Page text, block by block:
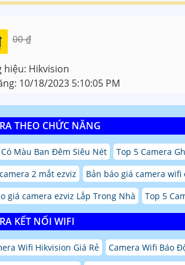
00 ₫
hiệu: Hikvision
10/18/2023 5:10:05 PM
THEO CHỨC NĂNG
Màu Ban Đêm Siêu Nét Top 5 Camera
2 mắt ezviz
Bản báo giá camera wifi
giá camera ezviz Lắp Trong Nhà
Top 5
KẾT NỐI WIFI
Wifi Hikvision Giá Rẻ Camera Wifi Báo